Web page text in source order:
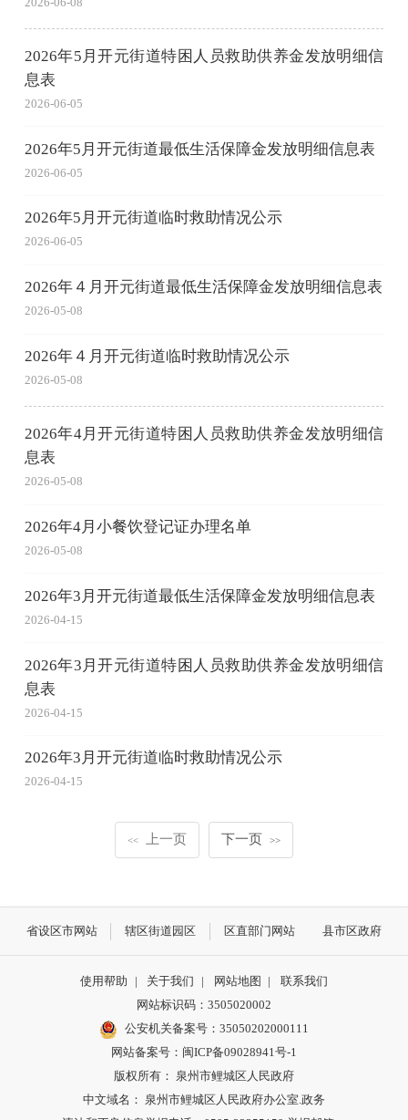
2026年5月开元街道特困人员救助供养金发放明细信
息表
2026-06-05
2026年5月开元街道最低生活保障金发放明细信息表
2026-06-05
2026年5月开元街道临时救助情况公示
2026-06-05
2026年４月开元街道最低生活保障金发放明细信息表
2026-05-08
2026年４月开元街道临时救助情况公示
2026-05-08
2026年4月开元街道特困人员救助供养金发放明细信
息表
2026-05-08
2026年4月小餐饮登记证办理名单
2026-05-08
2026年3月开元街道最低生活保障金发放明细信息表
2026-04-15
2026年3月开元街道特困人员救助供养金发放明细信
息表
2026-04-15
2026年3月开元街道临时救助情况公示
2026-04-15
<< 上一页 下一页 >>
省设区市网站 辖区街道园区 区直部门网站 县市区政府
使用帮助 | 关于我们 | 网站地图 |
联系我们
网站标识码：3505020002
公安机关备案号：35050202000111
网站备案号：闽ICP备09028941号-1
版权所有： 泉州市鲤城区人民政府
中文域名： 泉州市鲤城区人民政府办公室.政务